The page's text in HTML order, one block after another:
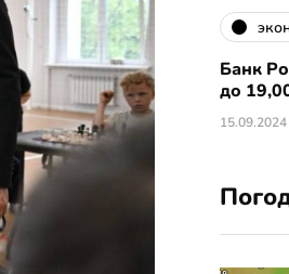
Банк
до
15.09.2024